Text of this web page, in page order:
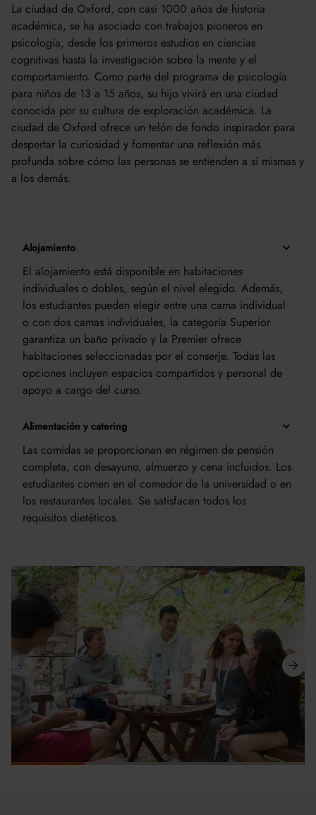
La ciudad de Oxford, con casi 1000 años de historia
académica, se ha asociado con trabajos pioneros en
psicología, desde los primeros estudios en ciencias
cognitivas hasta la investigación sobre la mente y el
comportamiento. Como parte del programa de psicología
para niños de 13 a 15 años, su hijo vivirá en una ciudad
conocida por su cultura de exploración académica. La
ciudad de Oxford ofrece un telón de fondo inspirador para
despertar la curiosidad y fomentar una reflexión más
profunda sobre cómo las personas se entienden a sí mismas y
a los demás.
Alojamiento
El alojamiento está disponible en habitaciones
individuales o dobles, según el nivel elegido. Además,
los estudiantes pueden elegir entre una cama individual
o con dos camas individuales, la categoría Superior
garantiza un baño privado y la Premier ofrece
habitaciones seleccionadas por el conserje. Todas las
opciones incluyen espacios compartidos y personal de
apoyo a cargo del curso.
Alimentación y catering
Las comidas se proporcionan en régimen de pensión
completa, con desayuno, almuerzo y cena incluidos. Los
estudiantes comen en el comedor de la universidad o en
los restaurantes locales. Se satisfacen todos los
requisitos dietéticos.